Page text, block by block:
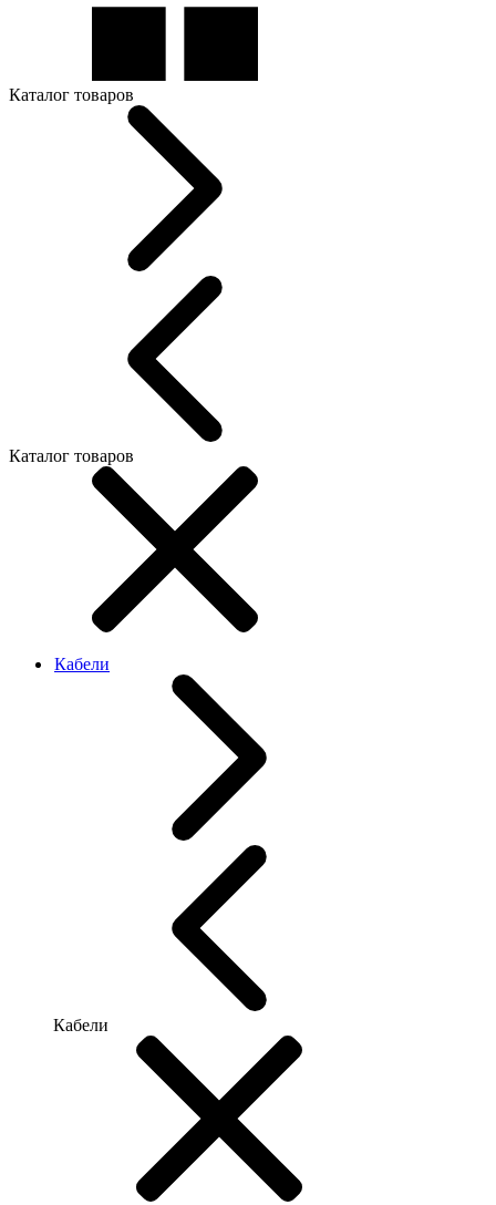
Каталог товаров
Каталог товаров
Кабели
Кабели